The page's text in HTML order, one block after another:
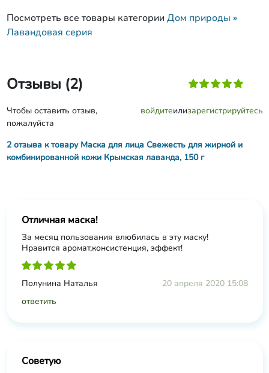
Посмотреть все товары категорииДом природы »
Лавандовая серия
Отзывы (2)
Чтобы оставить отзыв,
пожалуйста
войдитеилизарегистрируйтесь
2 отзыва к товару Маска для лица Свежесть для жирной и
комбинированной кожи Крымская лаванда, 150 г
Отличная маска!
За месяц пользования влюбилась в эту маску!
Нравится аромат,консистенция, эффект!
Полунина Наталья
20 апреля 2020 15:08
ответить
Советую